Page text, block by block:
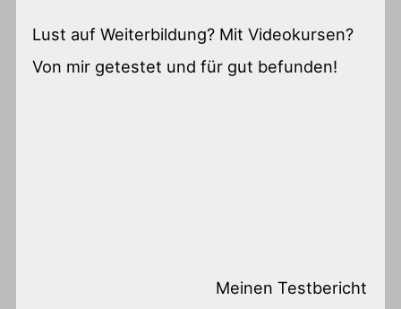
Lust auf Weiterbildung? Mit Videokursen?
Von mir getestet und für gut befunden!
Meinen Testbericht